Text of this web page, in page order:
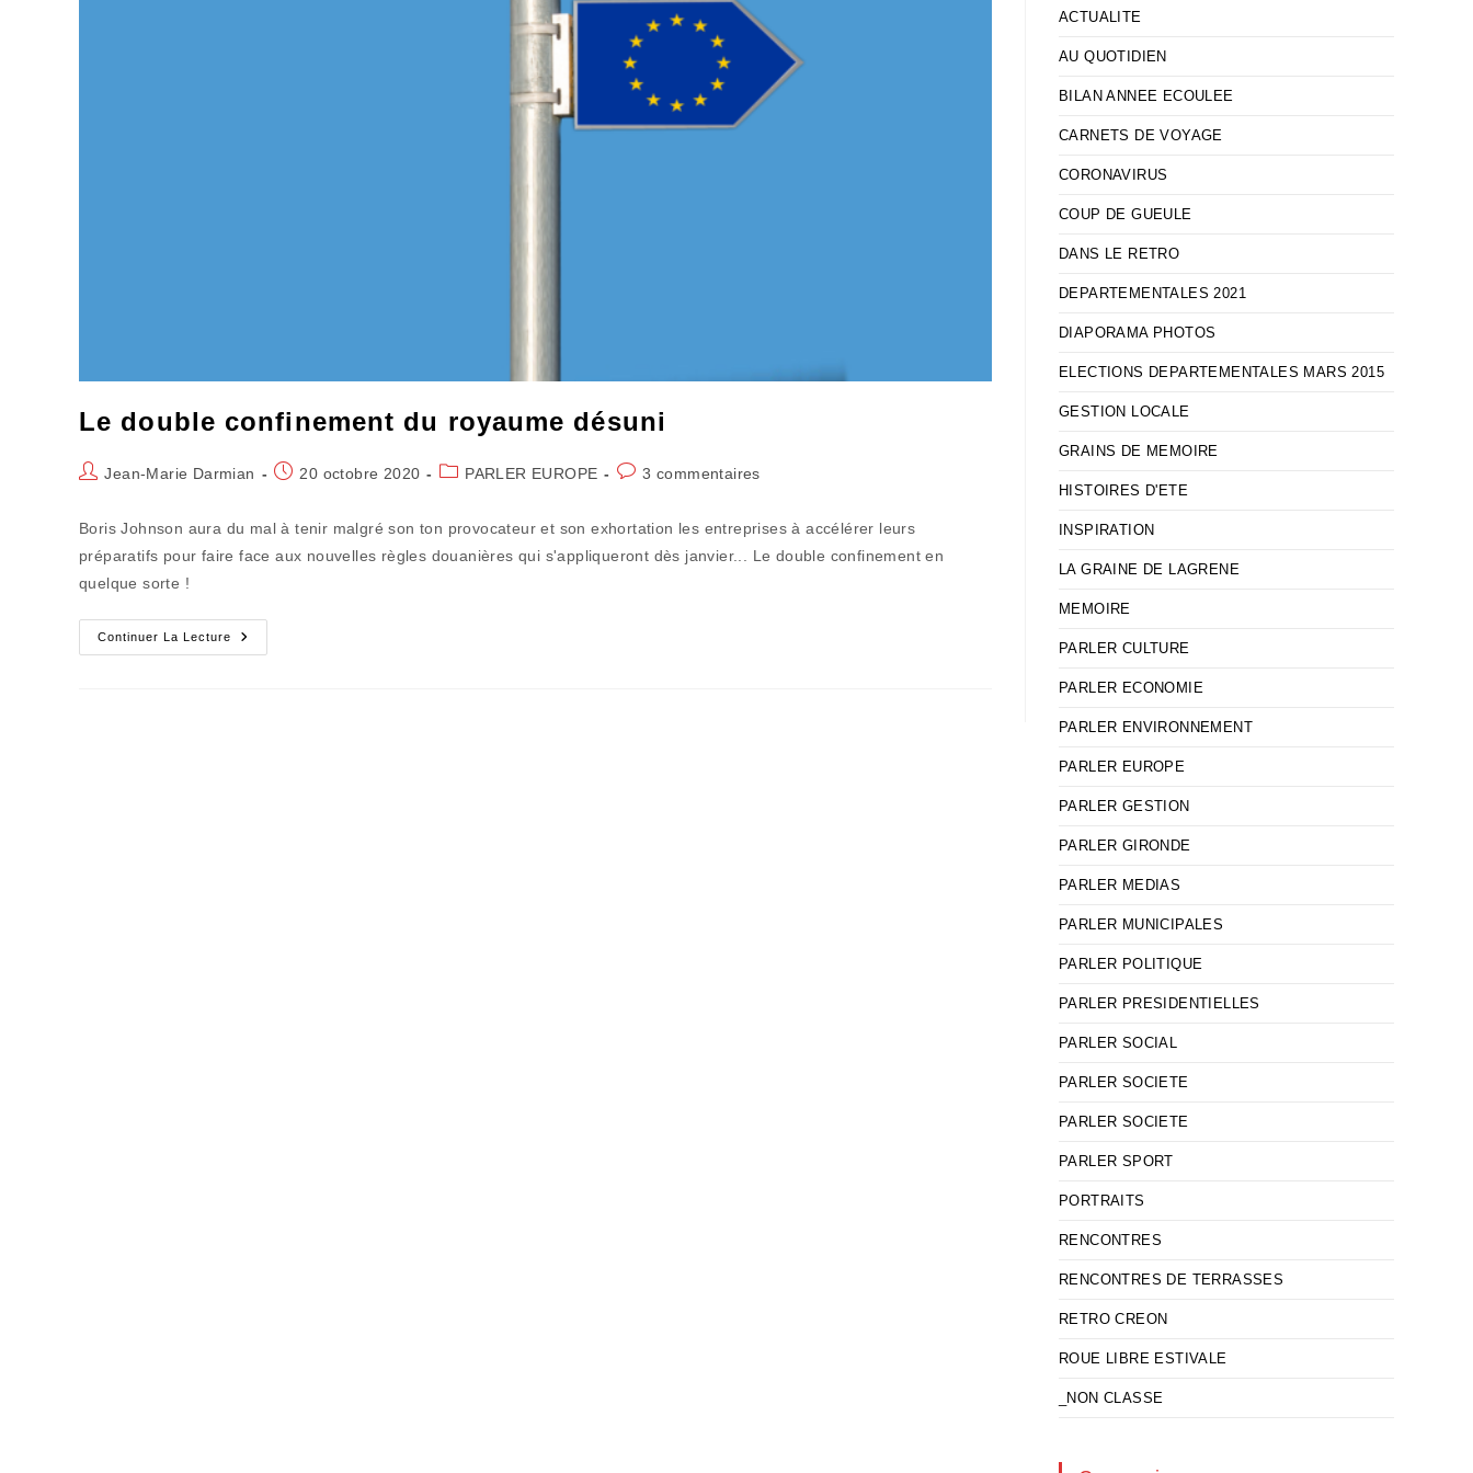
Le double confinement du royaume désuni
Auteur/autrice
Jean-Marie Darmian
Publication
20 octobre 2020
PostPARLER EUROPE
Commentaires
3 commentaires
Boris Johnson aura du mal à tenir malgré son ton provocateur et son exhortation les entreprises à accélérer leurs
préparatifs pour faire face aux nouvelles règles douanières qui s'appliqueront dès janvier... Le double confinement en
quelque sorte !
Continuer La Lecture
Le
Double
ACTUALITE
AU QUOTIDIEN
BILAN ANNEE ECOULEE
CARNETS DE VOYAGE
CORONAVIRUS
COUP DE GUEULE
DANS LE RETRO
DEPARTEMENTALES 2021
DIAPORAMA PHOTOS
ELECTIONS DEPARTEMENTALES MARS 2015
GESTION LOCALE
GRAINS DE MEMOIRE
HISTOIRES D'ETE
INSPIRATION
LA GRAINE DE LAGRENE
MEMOIRE
PARLER CULTURE
PARLER ECONOMIE
PARLER ENVIRONNEMENT
PARLER EUROPE
PARLER GESTION
PARLER GIRONDE
PARLER MEDIAS
PARLER MUNICIPALES
PARLER POLITIQUE
PARLER PRESIDENTIELLES
PARLER SOCIAL
PARLER SOCIETE
PARLER SOCIETE
PARLER SPORT
PORTRAITS
RENCONTRES
RENCONTRES DE TERRASSES
RETRO CREON
ROUE LIBRE ESTIVALE
_NON CLASSE